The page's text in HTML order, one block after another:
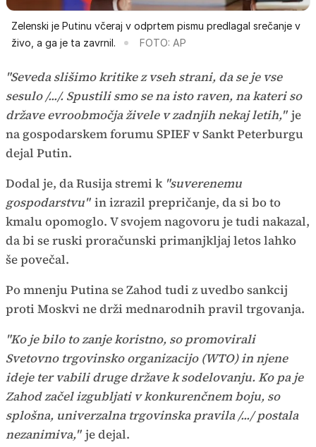
Zelenski je Putinu včeraj v odprtem pismu predlagal srečanje v
živo, a ga je ta zavrnil.
FOTO: AP
"Seveda slišimo kritike z vseh strani, da se je vse
sesulo /.../. Spustili smo se na isto raven, na kateri so
države evroobmočja živele v zadnjih nekaj letih," je
na gospodarskem forumu SPIEF v Sankt Peterburgu
dejal Putin.
Dodal je, da Rusija stremi k "suverenemu
gospodarstvu" in izrazil prepričanje, da si bo to
kmalu opomoglo. V svojem nagovoru je tudi nakazal,
da bi se ruski proračunski primanjkljaj letos lahko
še povečal.
Po mnenju Putina se Zahod tudi z uvedbo sankcij
proti Moskvi ne drži mednarodnih pravil trgovanja.
"Ko je bilo to zanje koristno, so promovirali
Svetovno trgovinsko organizacijo (WTO) in njene
ideje ter vabili druge države k sodelovanju. Ko pa je
Zahod začel izgubljati v konkurenčnem boju, so
splošna, univerzalna trgovinska pravila /.../ postala
nezanimiva," je dejal.